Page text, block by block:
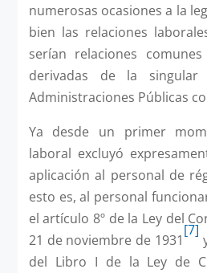
numerosas ocasiones a la
bien las relaciones
serían relaciones
derivadas de la
Administraciones Públicas
Ya desde un primer
laboral excluyó
aplicación al personal de
esto es, al personal
el artículo 8º de la Ley del
21 de noviembre de 1931
[7]
del Libro I de la Ley de